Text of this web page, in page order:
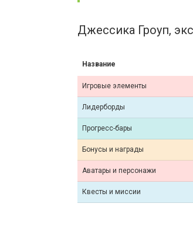
Джессика Гроуп,
Название
Игровые элементы
Лидерборды
Прогресс-бары
Бонусы и награды
Аватары и персонажи
Квесты и миссии